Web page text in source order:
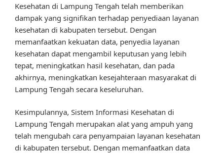
Kesehatan di Lampung Tengah telah memberikan
dampak yang signifikan terhadap penyediaan layanan
kesehatan di kabupaten tersebut. Dengan
memanfaatkan kekuatan data, penyedia layanan
kesehatan dapat mengambil keputusan yang lebih
tepat, meningkatkan hasil kesehatan, dan pada
akhirnya, meningkatkan kesejahteraan masyarakat di
Lampung Tengah secara keseluruhan.
Kesimpulannya, Sistem Informasi Kesehatan di
Lampung Tengah merupakan alat yang ampuh yang
telah mengubah cara penyampaian layanan kesehatan
di kabupaten tersebut. Dengan memanfaatkan data